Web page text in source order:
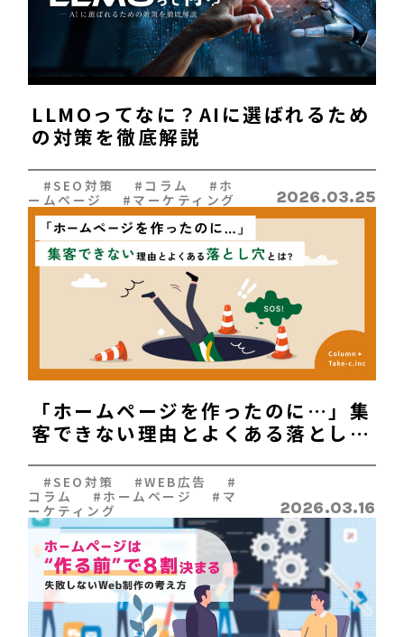
096-200-8603 平日：9:00~17:45
LLMOってなに？AIに選ばれるため
の対策を徹底解説
#SEO対策 #コラム #ホ
ームページ #マーケティング
2026.03.25
「ホームページを作ったのに…」集
客できない理由とよくある落とし穴
#SEO対策 #WEB広告 #
コラム #ホームページ #マ
ーケティング
2026.03.16